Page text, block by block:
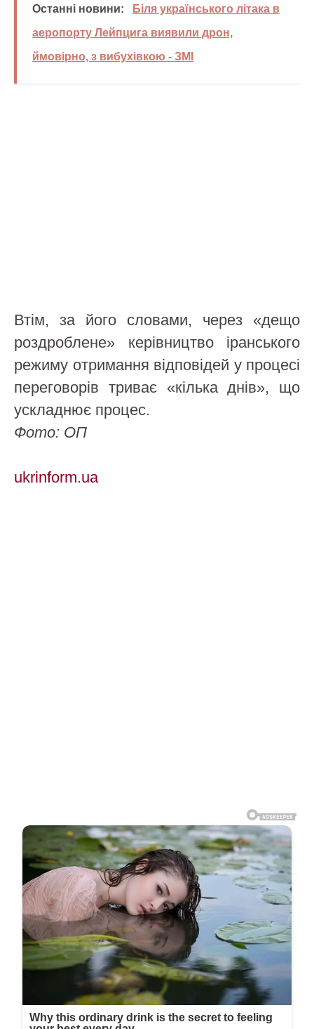
Останні новини:
Біля українського літака в
аеропорту Лейпцига виявили дрон,
ймовірно, з вибухівкою - ЗМІ
Втім, за його словами, через «дещо
роздроблене» керівництво іранського
режиму отримання відповідей у процесі
переговорів триває «кілька днів», що
ускладнює процес.
Фото: ОП
ukrinform.ua